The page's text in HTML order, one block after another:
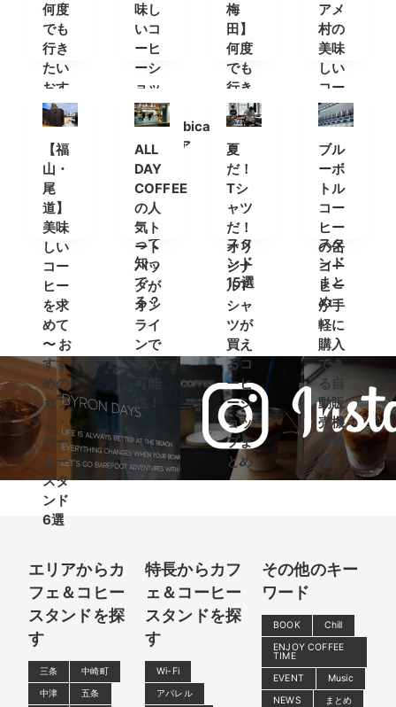
何度
でも
行き
たい
おす
すめ
カフ
ェ＆
コー
ヒー
スタ
ンド
味し
いコ
ーヒ
ーシ
ョッ
プ
「%Arabica
Kyoto(ア
ラビ
カキ
ョウ
ト)」
って
知っ
て
る？
梅
田】
何度
でも
行き
たい
おす
すめ
カフ
ェ＆
コー
ヒー
スタ
ンド
15選
アメ
村の
美味
しい
コー
ヒー
が飲
める
カフ
ェ・
コー
ヒー
スタ
ンド
まと
め
【福
山・
尾
道】
美味
しい
コー
ヒー
を求
めて
〜 お
すす
めの
カフ
ェ・
コー
ヒー
スタ
ンド
6選
ALL
DAY
COFFEE
の人
気ト
ート
バッ
グが
オン
ライ
ンで
購入
可能
に！
夏
だ！
Tシ
ャツ
だ！
オリ
ジナ
ルT
シャ
ツが
買え
るコ
ーヒ
ーシ
ョッ
プま
とめ
ブル
ーボ
トル
コー
ヒー
の缶
コー
ヒー
が手
軽に
購入
でき
る自
動販
売機
が登
場
エリアからカ
フェ＆コヒー
スタンドを探
す
三条
中崎町
中津
五条
特長からカフ
ェ＆コーヒー
スタンドを探
す
Wi-Fi
アパレル
その他のキー
ワード
BOOK
Chill
ENJOY COFFEE
TIME
EVENT
Music
NEWS
まとめ